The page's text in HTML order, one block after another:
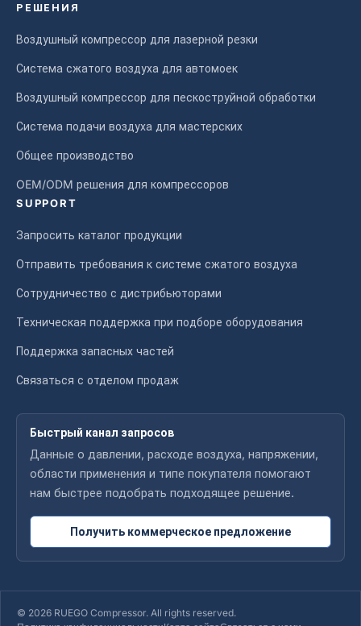
РЕШЕНИЯ
Воздушный компрессор для лазерной резки
Система сжатого воздуха для автомоек
Воздушный компрессор для пескоструйной обработки
Система подачи воздуха для мастерских
Общее производство
OEM/ODM решения для компрессоров
SUPPORT
Запросить каталог продукции
Отправить требования к системе сжатого воздуха
Сотрудничество с дистрибьюторами
Техническая поддержка при подборе оборудования
Поддержка запасных частей
Связаться с отделом продаж
Быстрый канал запросов
Данные о давлении, расходе воздуха, напряжении,
области применения и типе покупателя помогают
нам быстрее подобрать подходящее решение.
Получить коммерческое предложение
© 2026 RUEGO Compressor. All rights reserved.